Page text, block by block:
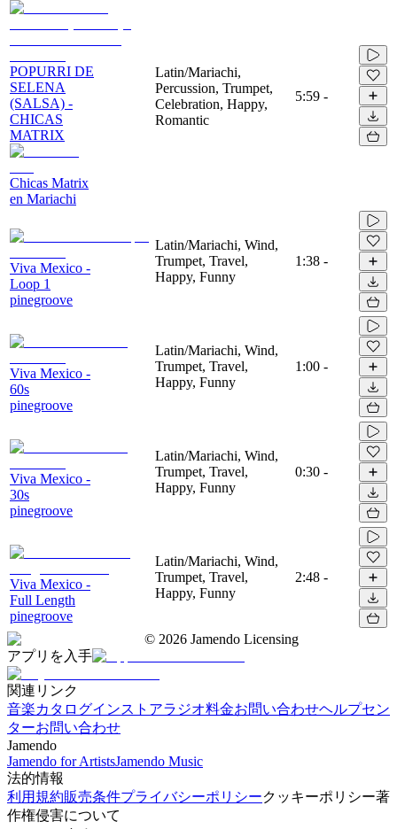
POPURRI DE
SELENA
(SALSA) -
CHICAS
MATRIX
Chicas Matrix
en Mariachi
Latin/Mariachi,
Percussion, Trumpet,
Celebration, Happy,
Romantic
5:59 -
Viva Mexico -
Loop 1
pinegroove
Latin/Mariachi, Wind,
Trumpet, Travel,
Happy, Funny
1:38 -
Viva Mexico -
60s
pinegroove
Latin/Mariachi, Wind,
Trumpet, Travel,
Happy, Funny
1:00 -
Viva Mexico -
30s
pinegroove
Latin/Mariachi, Wind,
Trumpet, Travel,
Happy, Funny
0:30 -
Viva Mexico -
Full Length
pinegroove
Latin/Mariachi, Wind,
Trumpet, Travel,
Happy, Funny
2:48 -
© 2026 Jamendo Licensing
アプリを入手
関連リンク
音楽カタログインストアラジオ料金お問い合わせヘルプセン
ターお問い合わせ
Jamendo
Jamendo for ArtistsJamendo Music
法的情報
利用規約販売条件プライバシーポリシークッキーポリシー著
作権侵害について